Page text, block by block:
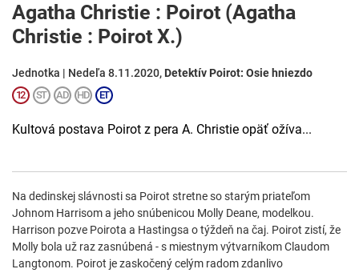
Agatha Christie : Poirot (Agatha
Christie : Poirot X.)
Jednotka | Nedeľa 8.11.2020, Detektív Poirot: Osie hniezdo
Kultová postava Poirot z pera A. Christie opäť ožíva...
Na dedinskej slávnosti sa Poirot stretne so starým priateľom
Johnom Harrisom a jeho snúbenicou Molly Deane, modelkou.
Harrison pozve Poirota a Hastingsa o týždeň na čaj. Poirot zistí, že
Molly bola už raz zasnúbená - s miestnym výtvarníkom Claudom
Langtonom. Poirot je zaskočený celým radom zdanlivo